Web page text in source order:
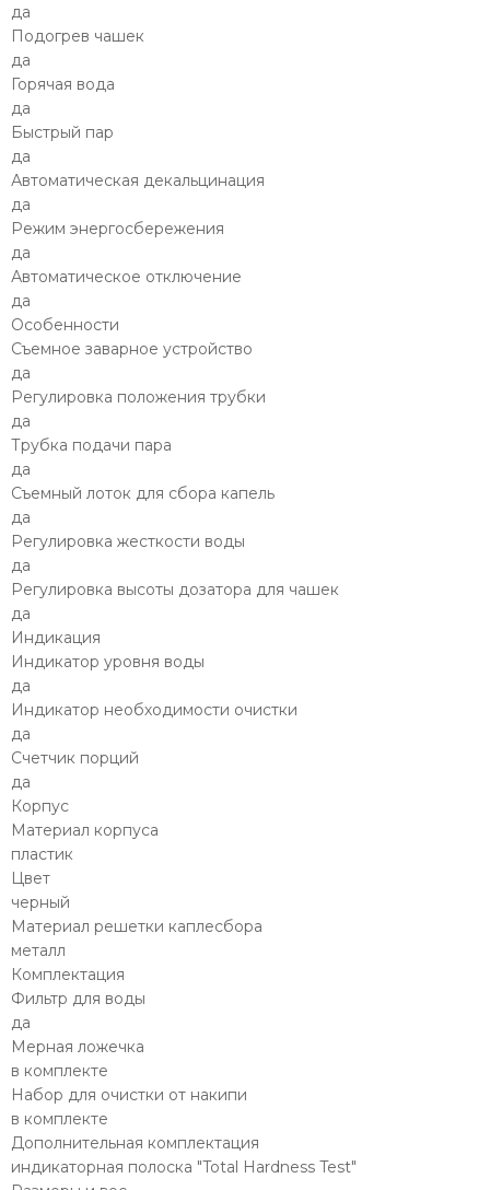
да
Подогрев чашек
да
Горячая вода
да
Быстрый пар
да
Автоматическая декальцинация
да
Режим энергосбережения
да
Автоматическое отключение
да
Особенности
Съемное заварное устройство
да
Регулировка положения трубки
да
Трубка подачи пара
да
Съемный лоток для сбора капель
да
Регулировка жесткости воды
да
Регулировка высоты дозатора для чашек
да
Индикация
Индикатор уровня воды
да
Индикатор необходимости очистки
да
Счетчик порций
да
Корпус
Материал корпуса
пластик
Цвет
черный
Материал решетки каплесбора
металл
Комплектация
Фильтр для воды
да
Мерная ложечка
в комплекте
Набор для очистки от накипи
в комплекте
Дополнительная комплектация
индикаторная полоска "Total Hardness Test"